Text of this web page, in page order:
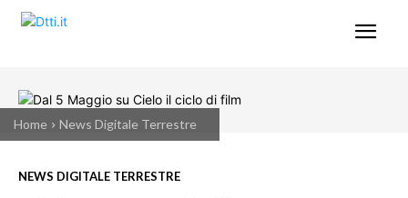
Home News Digitale Terrestre
NEWS DIGITALE TERRESTRE